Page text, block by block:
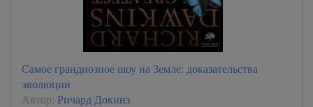
Самое грандиозное шоу на Земле: доказательства
эволюции
Автор: Ричард Докинз